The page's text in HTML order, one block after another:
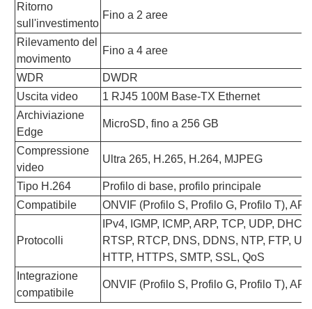
Ritorno
sull'investimento
Fino a 2 aree
Rilevamento del
movimento
Fino a 4 aree
WDR
DWDR
Uscita video
1 RJ45 100M Base-TX Ethernet
Archiviazione
Edge
MicroSD, fino a 256 GB
Compressione
video
Ultra 265, H.265, H.264, MJPEG
Tipo H.264
Profilo di base, profilo principale
Compatibile
ONVIF (Profilo S, Profilo G, Profilo T), API
Protocolli
IPv4, IGMP, ICMP, ARP, TCP, UDP,
RTSP, RTCP, DNS, DDNS, NTP, FTP,
HTTP, HTTPS, SMTP, SSL, QoS
Integrazione
compatibile
ONVIF (Profilo S, Profilo G, Profilo T), API